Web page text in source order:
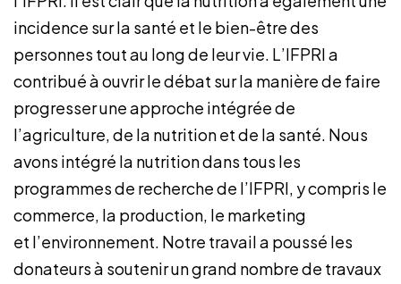
incidence sur la santé et le bien-être des
personnes tout au long de leur vie. L’IFPRI a
contribué à ouvrir le débat sur la manière de faire
progresser une approche intégrée de
l’agriculture, de la nutrition et de la santé. Nous
avons intégré la nutrition dans tous les
programmes de recherche de l’IFPRI, y compris le
commerce, la production, le marketing
et l’environnement. Notre travail a poussé les
donateurs à soutenir un grand nombre de travaux